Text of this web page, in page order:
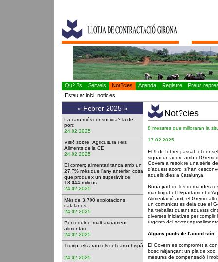
Qu? ?s Serveis Not?cies Agenda Registre
Preus
Esteu a: inici , noticies.
« Febrer 2025 »
La carn més consumida? la de
porc
24.02.2025
Visió sobre l'Agricultura i els
Aliments de la CE
24.02.2025
El comerç alimentari tanca amb un
27,7% més que l'any anterior, cosa
que produeix un superàvit de
18.044 milions
24.02.2025
Més de 3.700 explotacions
catalanes
24.02.2025
Per reduir el malbaratament
alimentari
24.02.2025
Trump, els aranzels i el camp hispà
24.02.2025
Not?cies
8 mesures que milloraran la
17.02.2025
El 9 de febrer passat, el
signar un acord amb el Gremi
Govern a resoldre una sèrie
d'aquest acord, s'han
aquells dies a Catalunya.
Bona part de les demandes
mantingut el Departament
Alimentació amb el Gremi i
un comunicat es deia que el
ha treballat durant aquests
diverses iniciatives per complir
urgents del sector
Alguns punts de l'acord són:
El Govern es compromet a
bosc mitjançant un pla de
mesures de compensació i